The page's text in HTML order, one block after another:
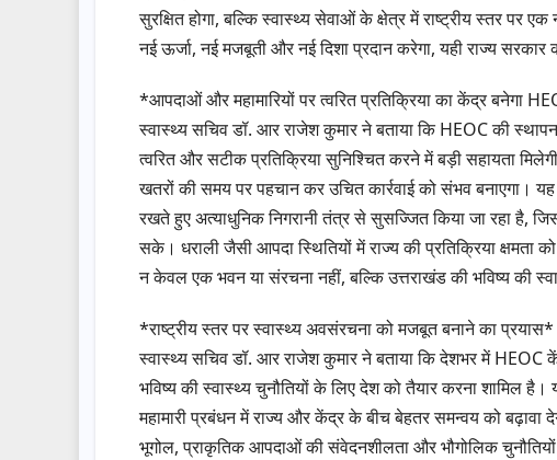
सुरक्षित होगा, बल्कि स्वास्थ्य सेवाओं के क्षेत्र में राष्ट्रीय स्तर पर
नई ऊर्जा, नई मजबूती और नई दिशा प्रदान करेगा, यही राज्य
*आपदाओं और महामारियों पर त्वरित प्रतिक्रिया का केंद्र बनेगा
स्वास्थ्य सचिव डॉ. आर राजेश कुमार ने बताया कि HEOC की
त्वरित और सटीक प्रतिक्रिया सुनिश्चित करने में बड़ी सहायता
खतरों की समय पर पहचान कर उचित कार्रवाई को संभव बनाएगा।
रखते हुए अत्याधुनिक निगरानी तंत्र से सुसज्जित किया जा रहा है,
सके। धराली जैसी आपदा स्थितियों में राज्य की प्रतिक्रिया क्षमता
न केवल एक भवन या संरचना नहीं, बल्कि उत्तराखंड की भविष्य की
*राष्ट्रीय स्तर पर स्वास्थ्य अवसंरचना को मजबूत बनाने का प्रयास*
स्वास्थ्य सचिव डॉ. आर राजेश कुमार ने बताया कि देशभर में HEOC
भविष्य की स्वास्थ्य चुनौतियों के लिए देश को तैयार करना शामिल
महामारी प्रबंधन में राज्य और केंद्र के बीच बेहतर समन्वय को बढ़ावा
भूगोल, प्राकृतिक आपदाओं की संवेदनशीलता और भौगोलिक